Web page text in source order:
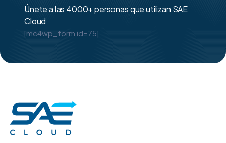
Únete a las 4000+ personas que utilizan SAE
Cloud
[mc4wp_form id=75]